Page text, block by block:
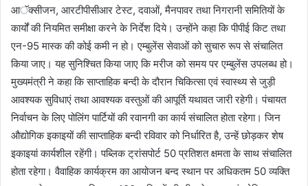
आॅक्सीजन, आरटीपीसीआर टेस्ट, दवाओं, मैनपावर तथा निगरानी समितियों के
कार्यों की नियमित समीक्षा करने के निर्देश दिये। उन्होंने कहा कि पीपीई किट तथा
एन-95 मास्क की कोई कमी न हो। एम्बुलेंस सेवाओं को सुचारु रूप से संचालित
किया जाए। यह सुनिश्चित किया जाए कि मरीज को समय पर एम्बुलेंस उपलब्ध हो।
मुख्यमंत्री ने कहा कि साप्ताहिक बन्दी के दौरान चिकित्सा एवं स्वास्थ्य से जुड़ी
आवश्यक सुविधाएं तथा आवश्यक वस्तुओं की आपूर्ति यथावत जारी रहेगी। पंचायत
निर्वाचन के लिए पोलिंग पार्टियों की रवानगी का कार्य संचालित होता रहेगा। जिन
औद्योगिक इकाइयों की साप्ताहिक बन्दी रविवार को निर्धारित है, उन्हें छोड़कर शेष
इकाइयां कार्यशील रहेंगी। पब्लिक ट्रांसपोर्ट 50 प्रतिशत क्षमता के साथ संचालित
होता रहेगा। वैवाहिक कार्यक्रम का आयोजन बन्द स्थान पर अधिकतम 50 व्यक्ति